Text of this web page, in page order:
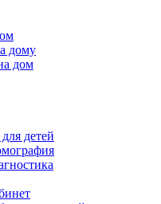
дому
дом
детей